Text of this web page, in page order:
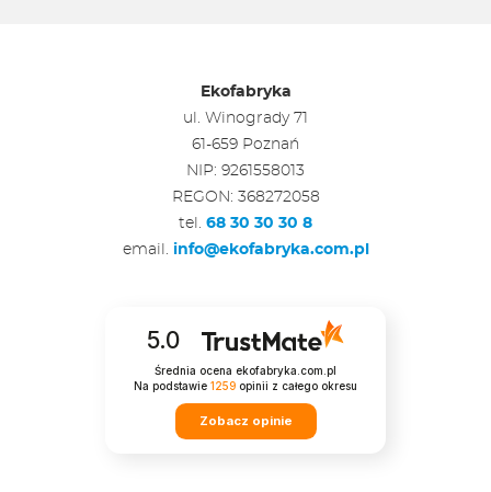
Ekofabryka
ul. Winogrady 71
61-659 Poznań
NIP: 9261558013
REGON: 368272058
tel. 68 30 30 30 8
email. info@ekofabryka.com.pl
5.0
Średnia ocena ekofabryka.com.pl
Na podstawie 1259 opinii z całego okresu
Zobacz opinie